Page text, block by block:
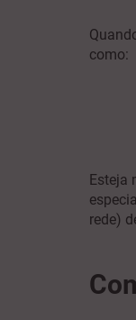
como:
Esteja
rede)